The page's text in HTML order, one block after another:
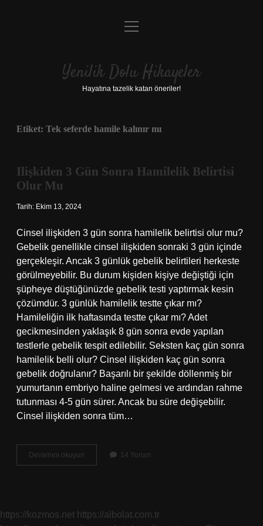
Anasayfa
Yasal Uyarı
menüyü
Yenilik Dolu Hikayeler
Hayatına tazelik katan öneriler!
Etiket: Tek seferde hamile kalınır mı
Ilişkiden 3 Gün Sonra Hamilelik Belirtisi
Olur Mu
Tarih: Ekim 13, 2024
Cinsel ilişkiden 3 gün sonra hamilelik belirtisi olur mu?
Gebelik genellikle cinsel ilişkiden sonraki 3 gün içinde
gerçekleşir. Ancak 3 günlük gebelik belirtileri herkeste
görülmeyebilir. Bu durum kişiden kişiye değiştiği için
şüpheye düştüğünüzde gebelik testi yaptırmak kesin
çözümdür. 3 günlük hamilelik testte çıkar mı?
Hamileliğin ilk haftasında testte çıkar mı? Adet
gecikmesinden yaklaşık 8 gün sonra evde yapılan
testlerle gebelik tespit edilebilir. Seksten kaç gün sonra
hamilelik belli olur? Cinsel ilişkiden kaç gün sonra
gebelik doğrulanır? Başarılı bir şekilde döllenmiş bir
yumurtanın embriyo haline gelmesi ve ardından rahme
tutunması 4-5 gün sürer. Ancak bu süre değişebilir.
Cinsel ilişkiden sonra tüm…
Devamını okuyun Ilişkiden
3
Olur
14 Yorum
https://kozmos.net https://albolat.com.tr